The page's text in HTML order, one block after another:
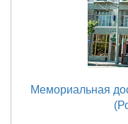
Мемориальная